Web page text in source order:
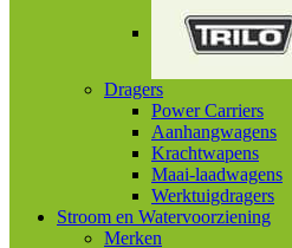
Dragers
Power Carriers
Aanhangwagens
Krachtwapens
Maai-laadwagens
Werktuigdragers
Stroom en Watervoorziening
Merken